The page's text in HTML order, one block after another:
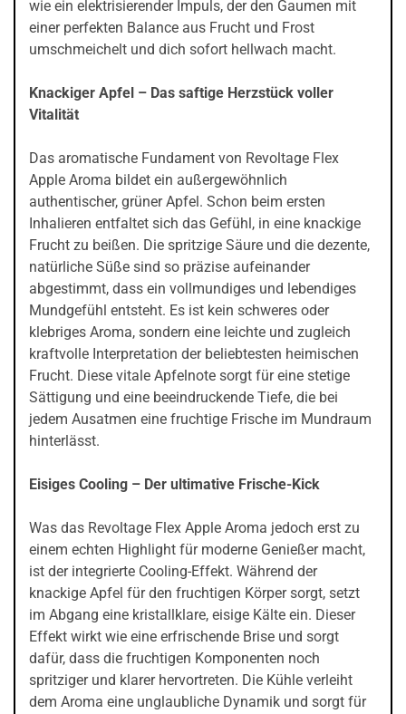
wie ein elektrisierender Impuls, der den Gaumen mit
einer perfekten Balance aus Frucht und Frost
umschmeichelt und dich sofort hellwach macht.
Knackiger Apfel – Das saftige Herzstück voller
Vitalität
Das aromatische Fundament von Revoltage Flex
Apple Aroma bildet ein außergewöhnlich
authentischer, grüner Apfel. Schon beim ersten
Inhalieren entfaltet sich das Gefühl, in eine knackige
Frucht zu beißen. Die spritzige Säure und die dezente,
natürliche Süße sind so präzise aufeinander
abgestimmt, dass ein vollmundiges und lebendiges
Mundgefühl entsteht. Es ist kein schweres oder
klebriges Aroma, sondern eine leichte und zugleich
kraftvolle Interpretation der beliebtesten heimischen
Frucht. Diese vitale Apfelnote sorgt für eine stetige
Sättigung und eine beeindruckende Tiefe, die bei
jedem Ausatmen eine fruchtige Frische im Mundraum
hinterlässt.
Eisiges Cooling – Der ultimative Frische-Kick
Was das Revoltage Flex Apple Aroma jedoch erst zu
einem echten Highlight für moderne Genießer macht,
ist der integrierte Cooling-Effekt. Während der
knackige Apfel für den fruchtigen Körper sorgt, setzt
im Abgang eine kristallklare, eisige Kälte ein. Dieser
Effekt wirkt wie eine erfrischende Brise und sorgt
dafür, dass die fruchtigen Komponenten noch
spritziger und klarer hervortreten. Die Kühle verleiht
dem Aroma eine unglaubliche Dynamik und sorgt für